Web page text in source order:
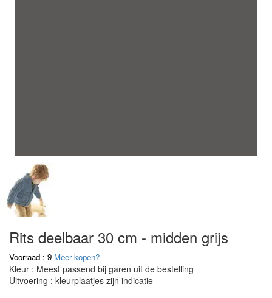
Rits deelbaar 30 cm - midden grijs
Voorraad : 9 Meer kopen?
Kleur : Meest passend bij garen uit de bestelling
Uitvoering : kleurplaatjes zijn indicatie